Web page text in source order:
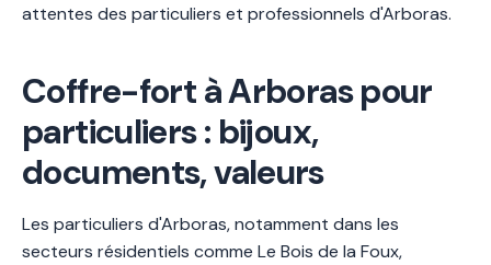
attentes des particuliers et professionnels d'Arboras.
Coffre-fort à Arboras pour
particuliers : bijoux,
documents, valeurs
Les particuliers d'Arboras, notamment dans les
secteurs résidentiels comme Le Bois de la Foux,